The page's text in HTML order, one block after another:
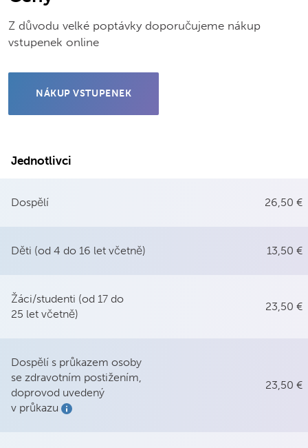
Z důvodu velké poptávky doporučujeme nákup
vstupenek online
NÁKUP VSTUPENEK
Jednotlivci
Dospělí 26,50 €
Děti (od 4 do 16 let včetně) 13,50 €
Žáci/studenti (od 17 do
25 let včetně)
23,50 €
Dospělí s průkazem osoby
se zdravotním postižením,
doprovod uvedený
v průkazu
Show more information
23,50 €